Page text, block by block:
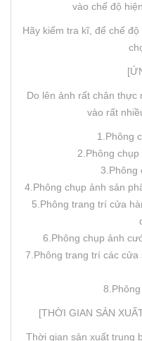
vào chế độ
Hãy kiểm tra kĩ, để chế
Do lên ảnh rất chân
vào rất
1.Phông
2.Phông
3.Phông
4.Phông chụp ảnh sản
5.Phông trang trí cửa
6.Phông chụp ảnh
7.Phông trang trí các
[THỜI GIAN SẢN
Thời gian sản xuất trung